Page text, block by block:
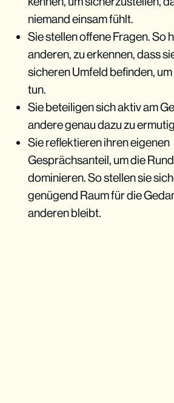
niemand einsam fühlt.
Sie stellen offene Fragen. So
anderen, zu erkennen, dass
sicheren Umfeld befinden,
tun.
Sie beteiligen sich aktiv am
andere genau dazu zu
Sie reflektieren ihren eigenen
Gesprächsanteil, um die
dominieren. So stellen sie
genügend Raum für die
anderen bleibt.